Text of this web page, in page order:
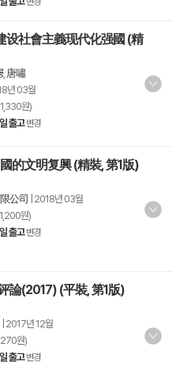
设社會主義现代化强國 (精
, 唐嘯
년 03월
원)
출고 변경
的文明复興 (精裝, 第1版)
公司
2018년 03월
원)
출고 변경
論(2017) (平裝, 第1版)
2017년 12월
원)
출고 변경